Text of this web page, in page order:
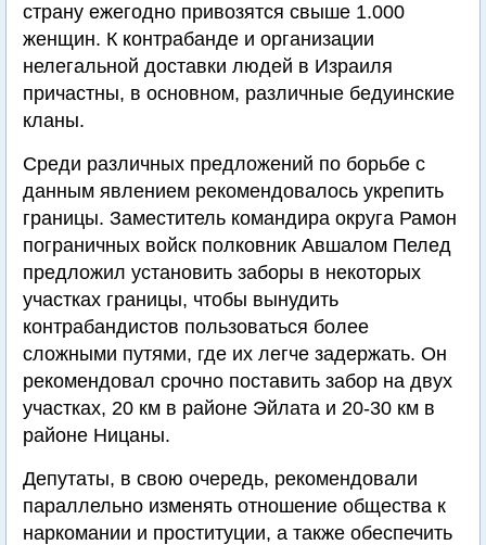
страну ежегодно привозятся свыше 1.000
женщин. К контрабанде и организации
нелегальной доставки людей в Израиля
причастны, в основном, различные бедуинские
кланы.
Среди различных предложений по борьбе с
данным явлением рекомендовалось укрепить
границы. Заместитель командира округа Рамон
пограничных войск полковник Авшалом Пелед
предложил установить заборы в некоторых
участках границы, чтобы вынудить
контрабандистов пользоваться более
сложными путями, где их легче задержать. Он
рекомендовал срочно поставить забор на двух
участках, 20 км в районе Эйлата и 20-30 км в
районе Ницаны.
Депутаты, в свою очередь, рекомендовали
параллельно изменять отношение общества к
наркомании и проституции, а также обеспечить